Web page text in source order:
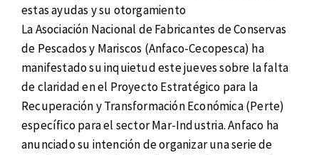
estas ayudas y su otorgamiento
La Asociación Nacional de Fabricantes de Conservas
de Pescados y Mariscos (Anfaco-Cecopesca) ha
manifestado su inquietud este jueves sobre la falta
de claridad en el Proyecto Estratégico para la
Recuperación y Transformación Económica (Perte)
específico para el sector Mar-Industria. Anfaco ha
anunciado su intención de organizar una serie de